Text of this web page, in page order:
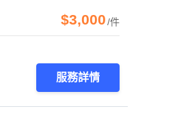
$3,000/件
服務詳情